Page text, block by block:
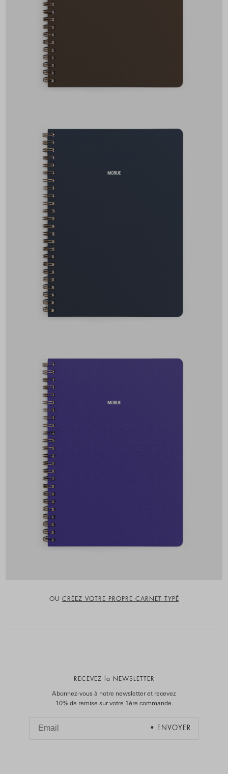
OU CRÉEZ VOTRE PROPRE CARNET TYPÉ
RECEVEZ la NEWSLETTER
Abonnez-vous à notre newsletter et recevez
10% de remise sur votre 1ère commande.